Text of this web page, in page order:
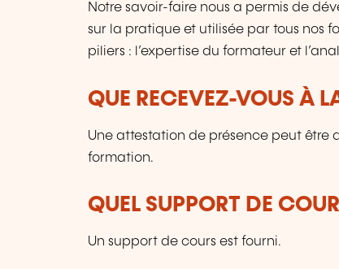
Notre savoir-faire nous a permis de
sur la pratique et utilisée par tous nos
piliers : l’expertise du formateur et
QUE RECEVEZ-VOUS À
Une attestation de présence peut
formation.
QUEL SUPPORT DE
Un support de cours est fourni.